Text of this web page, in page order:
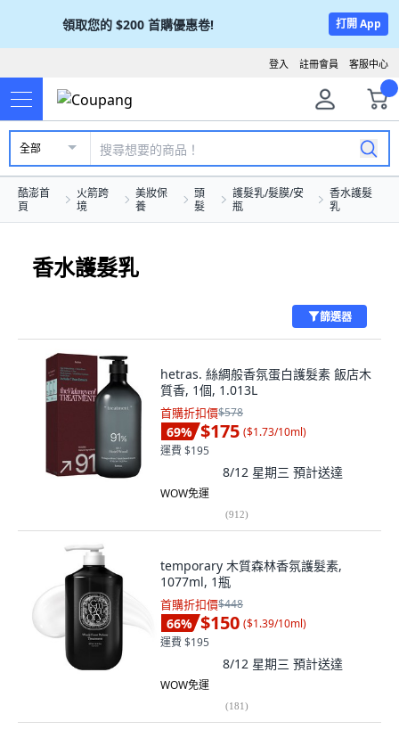
領取您的 $200 首購優惠卷! 打開 App
客服中心
註冊會員
登入
全部
酷澎首
頁
火箭跨
境
美妝保
養
頭
髮
護髮乳/髮膜/安
瓶
香水護髮
乳
香水護髮乳
篩選器
hetras. 絲綢般香氛蛋白護髮素 飯店木
質香, 1個, 1.013L
首購折扣價$578
69% $175 ($1.73/10ml)
運費 $195
8/12 星期三 預計送達
WOW免運
(912)
temporary 木質森林香氛護髮素,
1077ml, 1瓶
首購折扣價$448
66% $150 ($1.39/10ml)
運費 $195
8/12 星期三 預計送達
WOW免運
(181)